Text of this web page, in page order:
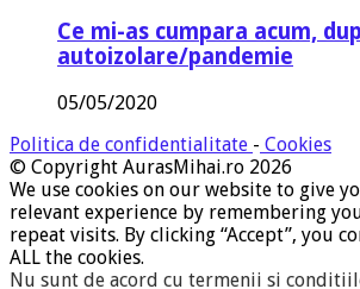
Ce mi-as cumpara acum,
autoizolare/pandemie
05/05/2020
Politica de confidentialitate - Cookies
© Copyright AurasMihai.ro 2026
We use cookies on our website to give
relevant experience by remembering
repeat visits. By clicking “Accept”, you
ALL the cookies.
Nu sunt de acord cu termenii si